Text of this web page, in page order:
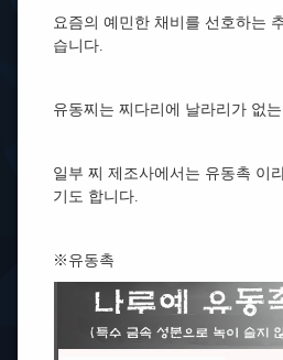
요즘의 예민한 채비를 선호하는
습니다.
유동찌는 찌다리에 날라리가 없
일부 찌 제조사에서는 유동촉 이
기도 합니다.
※유동촉